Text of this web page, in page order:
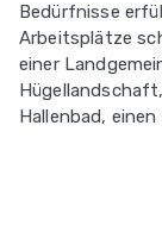
Bedürfnisse
Arbeitsplätze
einer
Hallenbad,